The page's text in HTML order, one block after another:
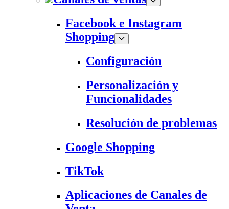
Facebook e Instagram
Shopping
Configuración
Personalización y
Funcionalidades
Resolución de problemas
Google Shopping
TikTok
Aplicaciones de Canales de